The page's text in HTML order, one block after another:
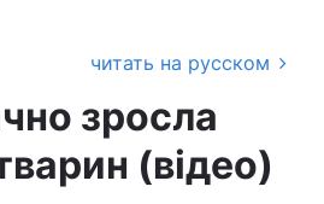
читать на русском
зросла
(відео)